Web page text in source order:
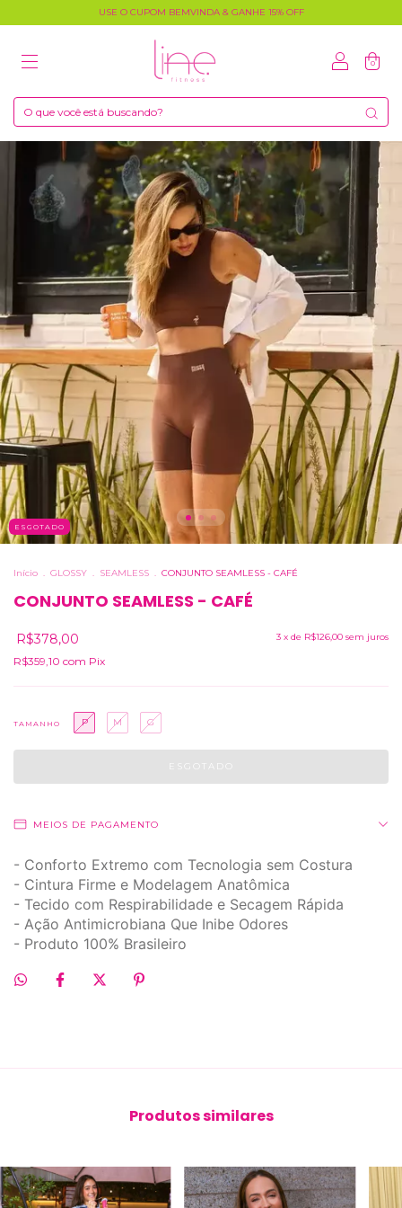
USE O CUPOM BEMVINDA & GANHE 15% OFF
0
ESGOTADO
Início . GLOSSY . SEAMLESS . CONJUNTO SEAMLESS - CAFÉ
CONJUNTO SEAMLESS - CAFÉ
R$378,00 3 x de R$126,00 sem juros
R$359,10 com Pix
TAMANHO P M G
MEIOS DE PAGAMENTO
- Conforto Extremo com Tecnologia sem Costura
- Cintura Firme e Modelagem Anatômica
- Tecido com Respirabilidade e Secagem Rápida
- Ação Antimicrobiana Que Inibe Odores
- Produto 100% Brasileiro
Produtos similares